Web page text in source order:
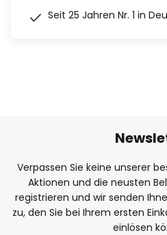
Seit 25 Jahren Nr. 1 in
Verpassen Sie keine unserer
Aktionen und die neusten
registrieren und wir senden
zu, den Sie bei Ihrem ersten
einlösen